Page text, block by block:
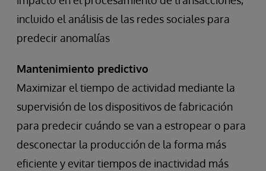
incluido el análisis de las redes sociales para
predecir anomalías
Mantenimiento predictivo
Maximizar el tiempo de actividad mediante la
supervisión de los dispositivos de fabricación
para predecir cuándo se van a estropear o para
desconectar la producción de la forma más
eficiente y evitar tiempos de inactividad más